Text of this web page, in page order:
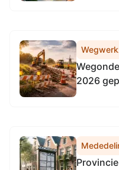
2026